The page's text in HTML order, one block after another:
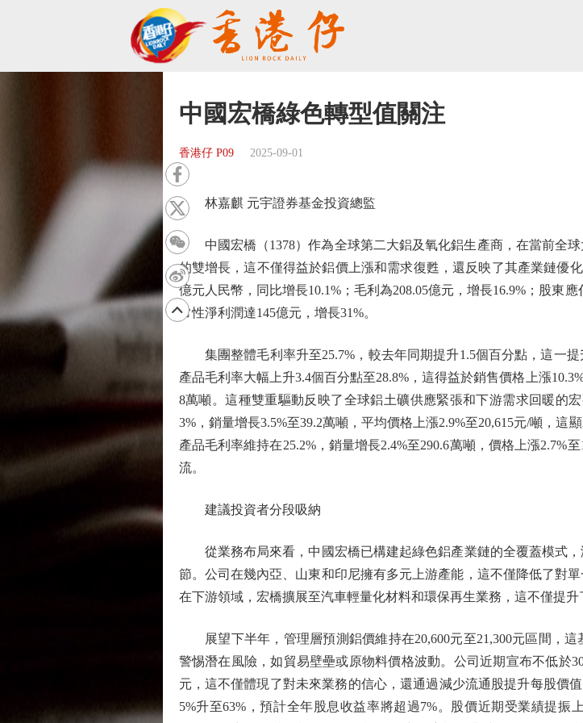
中國宏橋綠色轉型值關注
香港仔 P09 2025-09-01
林嘉麒 元宇證券基金投資總監
中國宏橋（1378）作為全球第二大鋁及氧化鋁生產商，在當前全球
的雙增長，這不僅得益於鋁價上漲和需求復甦，還反映了其產業鏈優
億元人民幣，同比增長10.1%；毛利為208.05億元，增長16.9%；股東
常性淨利潤達145億元，增長31%。
集團整體毛利率升至25.7%，較去年同期提升1.5個百分點，這一提
產品毛利率大幅上升3.4個百分點至28.8%，這得益於銷售價格上漲
8萬噸。這種雙重驅動反映了全球鋁土礦供應緊張和下游需求回暖的
3%，銷量增長3.5%至39.2萬噸，平均價格上漲2.9%至20,615元/噸，
產品毛利率維持在25.2%，銷量增長2.4%至290.6萬噸，價格上漲2.7%
流。
建議投資者分段吸納
從業務布局來看，中國宏橋已構建起綠色鋁產業鏈的全覆蓋模式，
節。公司在幾內亞、山東和印尼擁有多元上游產能，這不僅降低了對
在下游領域，宏橋擴展至汽車輕量化材料和環保再生業務，這不僅提升
展望下半年，管理層預測鋁價維持在20,600元至21,300元區間，這
警惕潛在風險，如貿易壁壘或原物料價格波動。公司近期宣布不低於
元，這不僅體現了對未來業務的信心，還通過減少流通股提升每股價
5%升至63%，預計全年股息收益率將超過7%。股價近期受業績提